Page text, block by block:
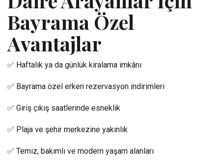
Bayrama Özel
Avantajlar
✅ Haftalık ya da günlük kiralama imkânı
✅ Bayrama özel erken rezervasyon indirimleri
✅ Giriş çıkış saatlerinde esneklik
✅ Plaja ve şehir merkezine yakınlık
✅ Temiz, bakımlı ve modern yaşam alanları